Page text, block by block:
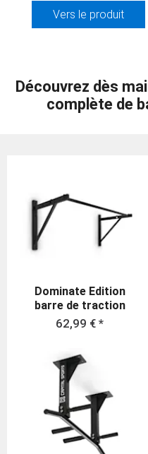
Vers le produit
Découvrez dès
complète de
Dominate Edition
barre de traction
62,99 € *